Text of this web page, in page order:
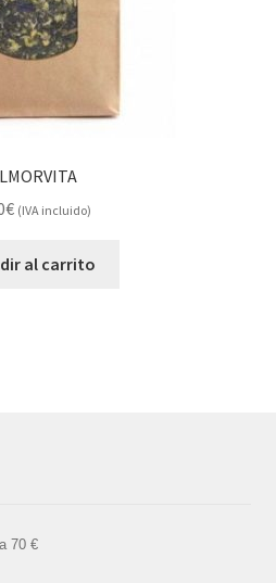
€ (IVA incluido)
al carrito
70 €